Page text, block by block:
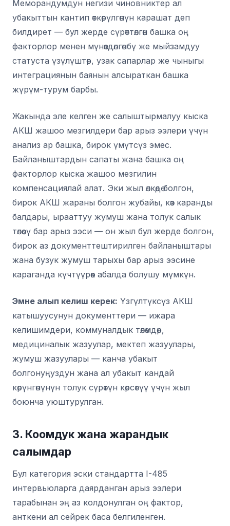
Меморандумдун негизи чиновниктер ал
убакыттын кантип өткөрүлгөнүн карашат деп
билдирет — бул жерде сүрөттөлгөн башка оң
факторлор менен мүнөздөлгөнбү же мыйзамдуу
статуста үзүлүштөр, узак сапарлар же чыныгы
интеграциянын баянын алсыраткан башка
жүрүм-турум барбы.
Жакында эле келген же салыштырмалуу кыска
АКШ жашоо мезгилдери бар арыз ээлери үчүн
анализ ар башка, бирок үмүтсүз эмес.
Байланыштардын сапаты жана башка оң
факторлор кыска жашоо мезгилин
компенсациялай алат. Эки жыл өлкөдө болгон,
бирок АКШ жараны болгон жубайы, көз каранды
балдары, ырааттуу жумуш жана толук салык
төлөөсү бар арыз ээси — он жыл бул жерде болгон,
бирок аз документтештирилген байланыштары
жана бузук жумуш тарыхы бар арыз ээсине
караганда күчтүүрөөк абалда болушу мүмкүн.
Эмне алып келиш керек: Үзгүлтүксүз АКШ
катышуусунун документтери — ижара
келишимдери, коммуналдык төлөмдөр,
медициналык жазуулар, мектеп жазуулары,
жумуш жазуулары — канча убакыт
болгонуңуздун жана ал убакыт кандай
көрүнгөнүнүн толук сүрөтүн көрсөтүү үчүн жыл
боюнча уюштурулган.
3. Коомдук жана жарандык
салымдар
Бул категория эски стандартта I-485
интервьюларга даярданган арыз ээлери
тарабынан эң аз колдонулган оң фактор,
анткени ал сейрек баса белгиленген.